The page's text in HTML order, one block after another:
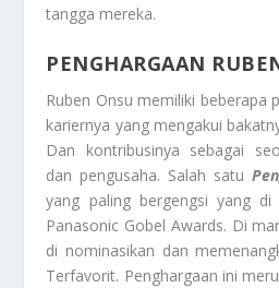
tangga mereka.
PENGHARGAAN
Ruben Onsu memiliki beberapa
kariernya yang mengakui
Dan kontribusinya sebagai
dan pengusaha. Salah satu
yang paling bergengsi yang
Panasonic Gobel Awards. Di
di nominasikan dan
Terfavorit. Penghargaan ini